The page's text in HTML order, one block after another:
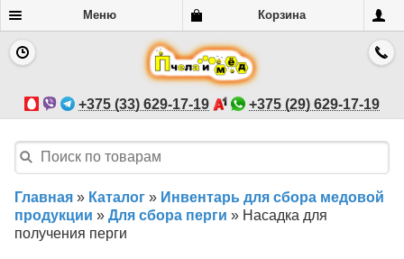
Меню Корзина
+375 (33) 629-17-19 +375 (29) 629-17-19
Главная » Каталог » Инвентарь для сбора медовой
продукции » Для сбора перги » Насадка для
получения перги